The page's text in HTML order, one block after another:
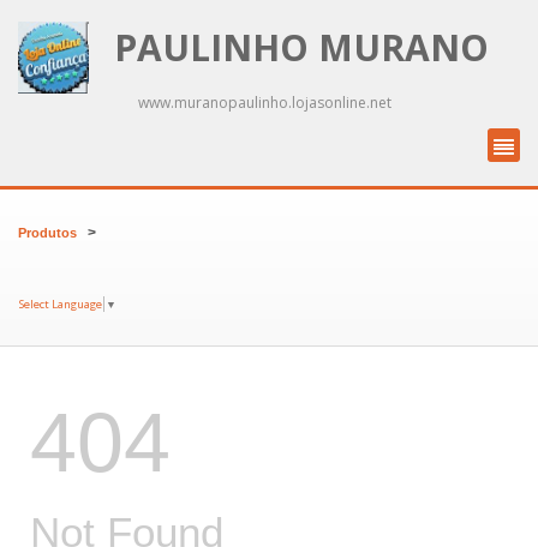
PAULINHO MURANO
www.muranopaulinho.lojasonline.net
Produtos >
Select Language ▼